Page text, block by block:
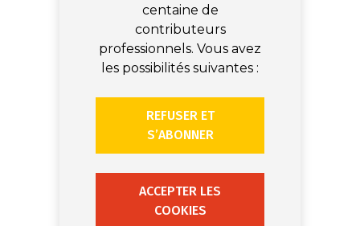
centaine de
contributeurs
professionnels. Vous avez
les possibilités suivantes :
REFUSER ET
S’ABONNER
ACCEPTER LES
COOKIES